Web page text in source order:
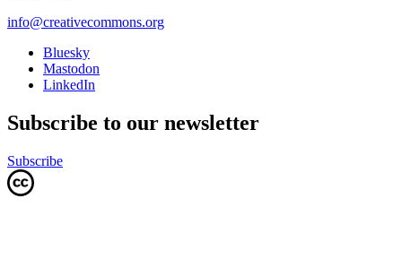
info@creativecommons.org
Bluesky
Mastodon
LinkedIn
Subscribe to our newsletter
Subscribe